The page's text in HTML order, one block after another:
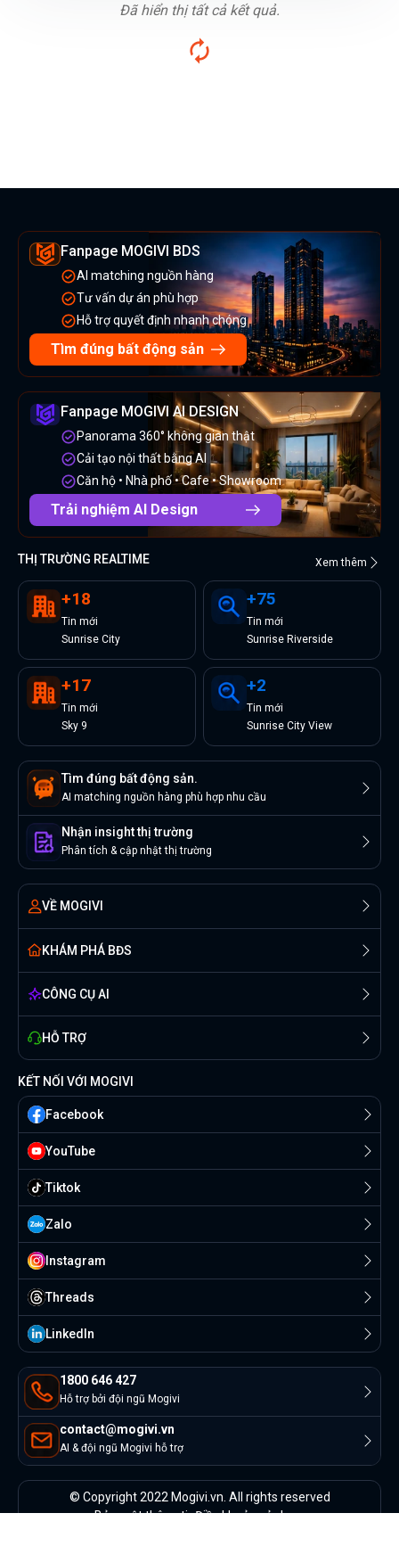
Đã hiển thị tất cả kết quả.
Fanpage MOGIVI BDS
AI matching nguồn hàng
Tư vấn dự án phù hợp
Hỗ trợ quyết định nhanh chóng
Tìm đúng bất động sản
Fanpage MOGIVI AI DESIGN
Panorama 360° không gian thật
Cải tạo nội thất bằng AI
Căn hộ • Nhà phố • Cafe • Showroom
Trải nghiệm AI Design
THỊ TRƯỜNG REALTIME Xem thêm
+18
Tin mới
Sunrise City
+75
Tin mới
Sunrise Riverside
+17
Tin mới
Sky 9
+2
Tin mới
Sunrise City View
Tìm đúng bất động sản.
AI matching nguồn hàng phù hợp nhu cầu
Nhận insight thị trường
Phân tích & cập nhật thị trường
VỀ MOGIVI
KHÁM PHÁ BĐS
CÔNG CỤ AI
HỖ TRỢ
1800 646 427
Hỗ trợ bởi đội ngũ Mogivi
contact@mogivi.vn
AI & đội ngũ Mogivi hỗ trợ
KẾT NỐI VỚI MOGIVI
Facebook
YouTube
Tiktok
Zalo
Instagram
Threads
Linkedln
© Copyright 2022 Mogivi.vn. All rights reserved
Bảo mật thông tinĐiều khoản sử dụng